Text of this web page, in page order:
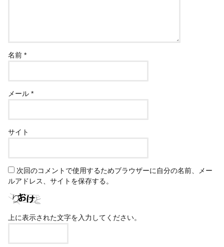
名前*
メール*
サイト
次回のコメントで使用するためブラウザーに自分の名前、メー
ルアドレス、サイトを保存する。
上に表示された文字を入力してください。